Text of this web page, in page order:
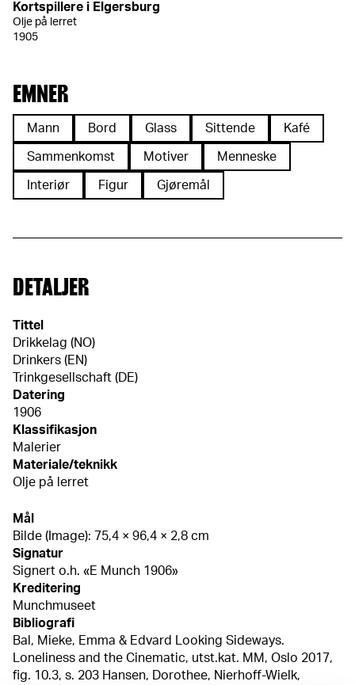
Kortspillere i Elgersburg
Olje på lerret
1905
EMNER
Mann Bord Glass Sittende Kafé
Sammenkomst Motiver Menneske
Interiør Figur Gjøremål
DETALJER
Tittel
Drikkelag (NO)
Drinkers (EN)
Trinkgesellschaft (DE)
Datering
1906
Klassifikasjon
Malerier
Materiale/teknikk
Olje på lerret
Mål
Bilde (Image): 75,4 × 96,4 × 2,8 cm
Signatur
Signert o.h. «E Munch 1906»
Kreditering
Munchmuseet
Bibliografi
Bal, Mieke, Emma & Edvard Looking Sideways.
Loneliness and the Cinematic, utst.kat. MM, Oslo 2017,
fig. 10.3, s. 203 Hansen, Dorothee, Nierhoff-Wielk,